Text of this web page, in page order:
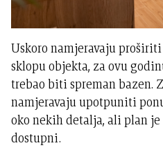
Uskoro namjeravaju
sklopu objekta, za ovu
trebao biti spreman bazen.
namjeravaju upotpuniti
oko nekih detalja, ali plan
dostupni.